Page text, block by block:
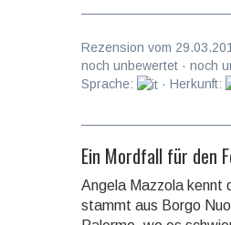
Rezension vom
noch unbewertet · noch
Sprache:
· Herkunft:
Ein Mordfall für den
Angela Mazzola kennt
stammt aus Borgo